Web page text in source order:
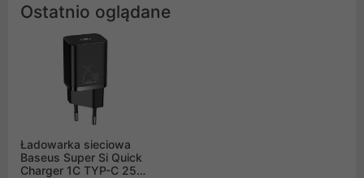
Ostatnio oglądane
Ładowarka sieciowa
Baseus Super Si Quick
Charger 1C TYP-C 25W